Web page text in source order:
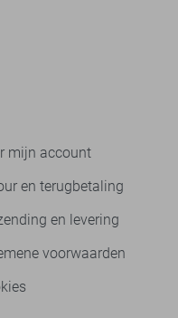
mijn account
en terugbetaling
en levering
voorwaarden